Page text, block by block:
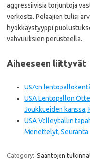
aggressiivisia torjuntoja
verkosta. Pelaajien tulisi
hyökkäystyyppi
vahvuuksien perusteella.
Aiheeseen liittyvät
USA:n
USA Lentopallon
Joukkueiden kanssa,
USA Volleyballin
Menettelyt, Seuranta
Category: Sääntöjen